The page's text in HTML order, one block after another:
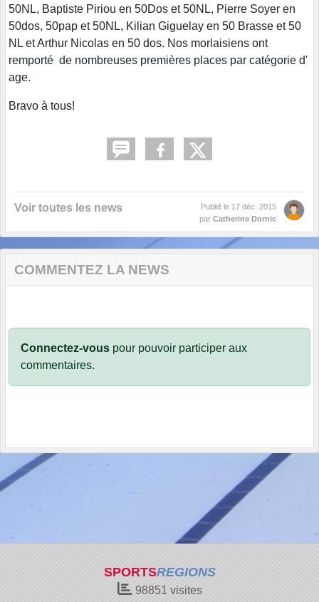
50NL, Baptiste Piriou en 50Dos et 50NL, Pierre Soyer en
50dos, 50pap et 50NL, Kilian Giguelay en 50 Brasse et 50
NL et Arthur Nicolas en 50 dos. Nos morlaisiens ont
remporté de nombreuses premières places par catégorie d'
age.
Bravo à tous!
Voir toutes les news Publié le 17 déc. 2015
par Catherine Dornic
COMMENTEZ LA NEWS
Connectez-vous pour pouvoir participer aux
commentaires.
SPORTSREGIONS
98851 visites